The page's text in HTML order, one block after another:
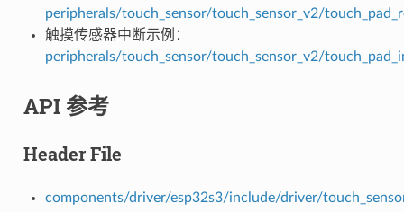
peripherals/touch_sensor/touch_sensor_v2/
触摸传感器中断示例：
peripherals/touch_sensor/touch_sensor_v2/
API 参考
Header File
components/driver/esp32s3/include/driver/